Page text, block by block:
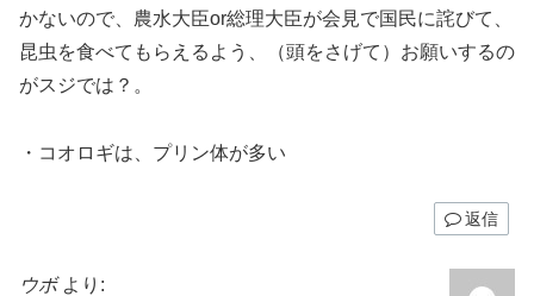
かないので、農水大臣or総理大臣が会見で国民に詫びて、
昆虫を食べてもらえるよう、（頭をさげて）お願いするの
がスジでは？。
・コオロギは、プリン体が多い
返信
ウボ より: